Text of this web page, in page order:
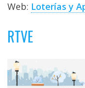
Web: Loterías y
RTVE